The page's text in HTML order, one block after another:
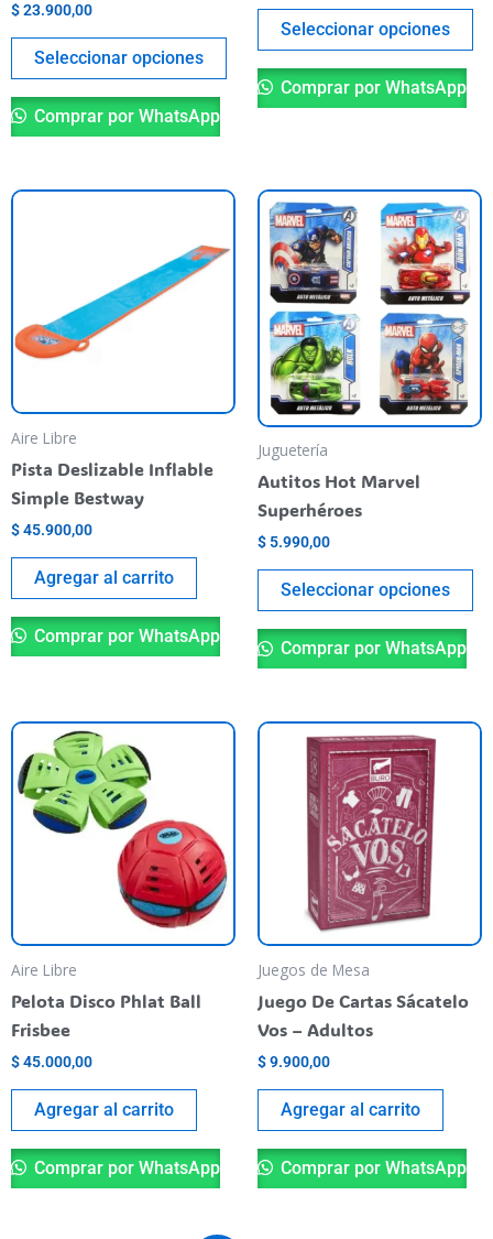
$23.900,00
Seleccionar opciones
página
producto
Comprar por WhatsApp
Seleccionar opciones
Comprar por WhatsApp
Aire Libre
Pista Deslizable Inflable
Simple Bestway
$45.900,00
Agregar al carrito
Comprar por WhatsApp
Juguetería
Autitos Hot Marvel
Superhéroes
$ 5.990,00
Seleccionar opciones
Comprar por WhatsApp
Aire Libre
Pelota Disco Phlat Ball
Frisbee
$45.000,00
Agregar al carrito
Comprar por WhatsApp
Juegos de Mesa
Juego De Cartas Sácatelo
Vos – Adultos
$9.900,00
Agregar al carrito
Comprar por WhatsApp